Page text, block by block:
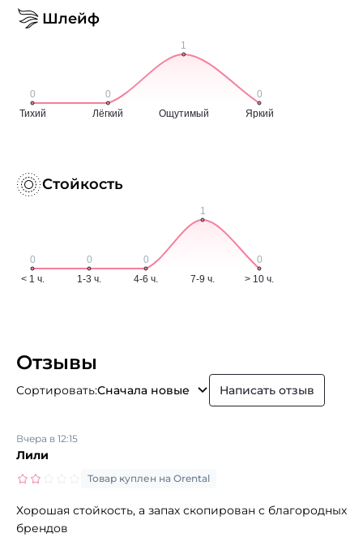
Шлейф
Стойкость
Отзывы
Сортировать:Сначала новые Написать отзыв
Лили
Вчера в 12:15
Товар куплен на Orental
Хорошая стойкость, а запах скопирован с благородных
брендов